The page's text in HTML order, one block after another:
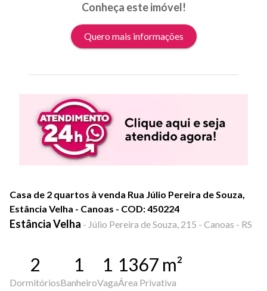
Conheça este imóvel!
Quero mais informações
Casa de 2 quartos à venda Rua Júlio Pereira de Souza,
Estância Velha - Canoas - COD: 450224
Estância Velha - Júlio Pereira de Souza, 215 - Canoas - RS
2
Dormitórios
1
Banheiro
1
Vaga
1367 m²
Área Privativa